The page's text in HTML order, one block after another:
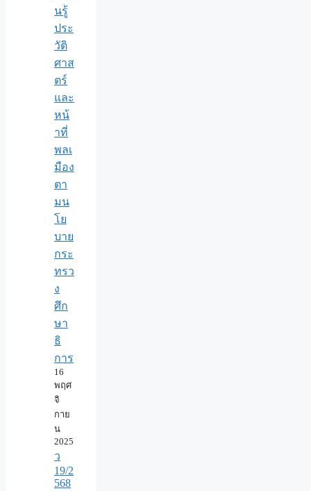
นรู้
ประ
วัติ
ศาส
ตร์
และ
หน้
าที่
พลเ
มือง
ตา
มน
โย
บาย
กระ
ทรว
ง
ศึก
ษา
ธิ
การ
16
พฤศ
จิ
กาย
น
2025
ว
19/2
568